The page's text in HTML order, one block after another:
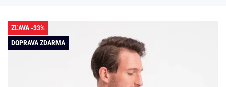
ZĽAVA -33%
DOPRAVA ZDARMA